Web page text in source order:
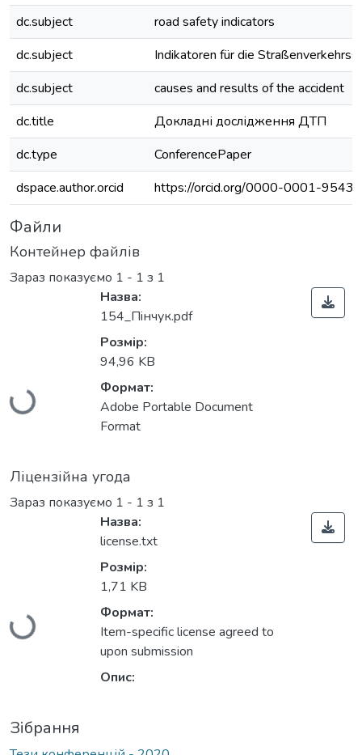
dc.subject
road safety indicators
dc.subject
Indikatoren für die
dc.subject
causes and results of the accident
dc.title
Докладні дослідження ДТП
dc.type
ConferencePaper
dspace.author.orcid
https://orcid.org/0000-0001-
Файли
Контейнер файлів
Зараз показуємо 1 - 1 з 1
Вантажиться...
Назва:
154_Пiнчук.pdf
Розмір:
94,96 KB
Формат:
Adobe Portable Document
Format
Ліцензійна угода
Зараз показуємо 1 - 1 з 1
Вантажиться...
Назва:
license.txt
Розмір:
1,71 KB
Формат:
Item-specific license agreed to
upon submission
Опис:
Зібрання